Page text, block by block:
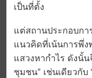
เป็นที่ตั้ง
แต่สถานประกอบกา
แนวคิดที่เน้นการพึ่ง
แสวงหากำไร ดังนั้น
ชุมชน” เช่นเดียวกับ